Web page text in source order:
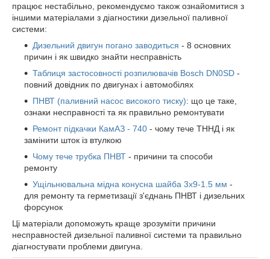
працює нестабільно, рекомендуємо також ознайомитися з
іншими матеріалами з діагностики дизельної паливної
системи:
Дизельний двигун погано заводиться - 8 основних
причин і як швидко знайти несправність
Таблиця застосовності розпилювачів Bosch DN0SD -
повний довідник по двигунах і автомобілях
ПНВТ (паливний насос високого тиску): що це таке,
ознаки несправності та як правильно ремонтувати
Ремонт підкачки КамАЗ - 740 - чому тече ТННД і як
замінити шток із втулкою
Чому тече трубка ПНВТ - причини та способи
ремонту
Ущільнювальна мідна конусна шайба 3х9-1.5 мм -
для ремонту та герметизації з'єднань ПНВТ і дизельних
форсунок
Ці матеріали допоможуть краще зрозуміти причини
несправностей дизельної паливної системи та правильно
діагностувати проблеми двигуна.